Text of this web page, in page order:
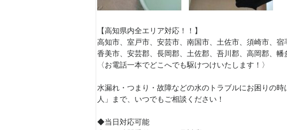
【高知県内全エリア対応！！】
高知市、室戸市、安芸市、南国市、土佐市、須崎市、宿
香美市、安芸郡、長岡郡、土佐郡、吾川郡、高岡郡、幡
〈お電話一本でどこへでも駆けつけいたします！〉
水漏れ・つまり・故障などの水のトラブルにお困りの
人」まで、いつでもご相談ください！
◆当日対応可能